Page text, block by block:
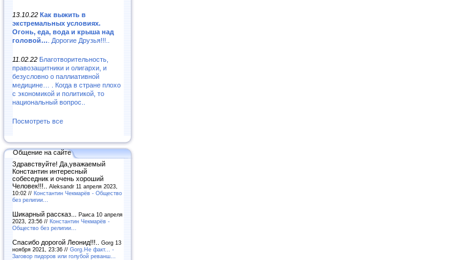
13.10.22 Как выжить в
экстремальных условиях.
Огонь, еда, вода и крыша над
головой… . Дорогие Друзья!!!..
11.02.22 Благотворительность,
правозащитники и олигархи, и
безусловно о паллиативной
медицине… . Когда в стране плохо
с экономикой и политикой, то
национальный вопрос..
Посмотреть все
Общение на сайте
Здравствуйте! Да,уважаемый
Константин интересный
собеседник и очень хороший
Человек!!!.. Aleksandr 11 апреля 2023,
10:02 // Константин Чекмарёв - Общество
без религии...
Шикарный рассказ... Раиса 10 апреля
2023, 23:56 // Константин Чекмарёв -
Общество без религии...
Спасибо дорогой Леонид!!!.. Gorg 13
ноября 2021, 23:36 // Gorg.Не факт... -
Заговор пидоров или голубой реванш…